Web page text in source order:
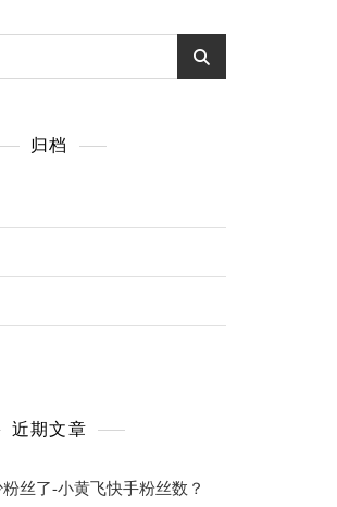
归档
近期文章
丝了-小黄飞快手粉丝数？